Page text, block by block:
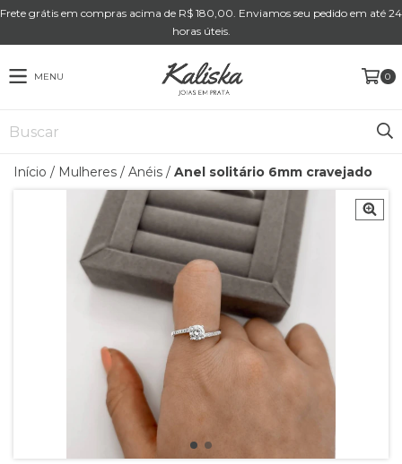
Frete grátis em compras acima de R$ 180,00. Enviamos seu pedido em até 24
horas úteis.
MENU 0
Início / Mulheres / Anéis / Anel solitário 6mm cravejado